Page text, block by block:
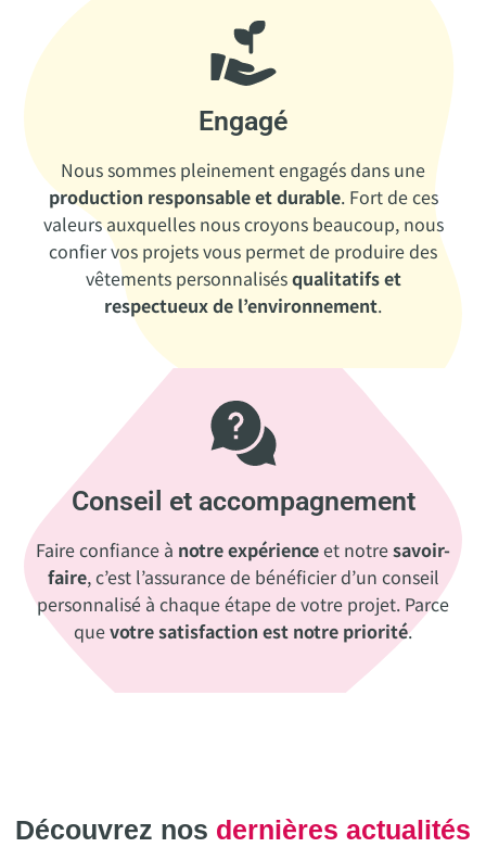
Engagé
Nous sommes pleinement engagés dans une
production responsable et durable. Fort de ces
valeurs auxquelles nous croyons beaucoup, nous
confier vos projets vous permet de produire des
vêtements personnalisésqualitatifs et
respectueux de l’environnement.
Conseil et accompagnement
Faire confiance à notre expérienceet notresavoir-
faire, c’est l’assurance de bénéficier d’un conseil
personnalisé à chaque étape de votre projet. Parce
quevotre satisfaction est notre priorité.
Découvrez nos dernières actualités